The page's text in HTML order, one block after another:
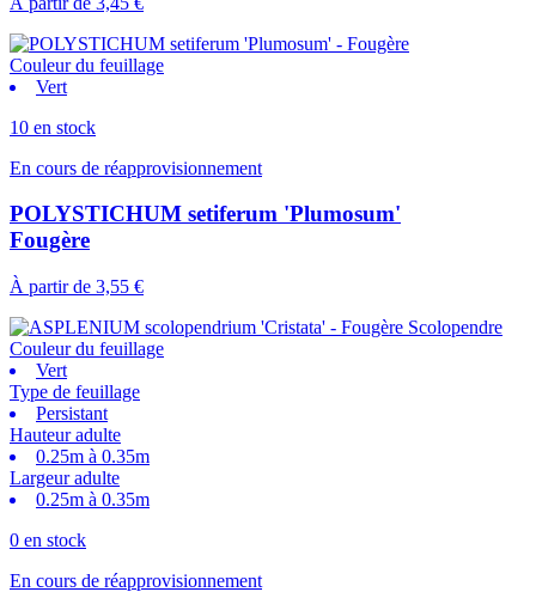
Couleur du feuillage
Vert
10 en stock
En cours de réapprovisionnement
POLYSTICHUM setiferum 'Plumosum'
Fougère
À partir de 3,55 €
Couleur du feuillage
Vert
Type de feuillage
Persistant
Hauteur adulte
0.25m à 0.35m
Largeur adulte
0.25m à 0.35m
0 en stock
En cours de réapprovisionnement